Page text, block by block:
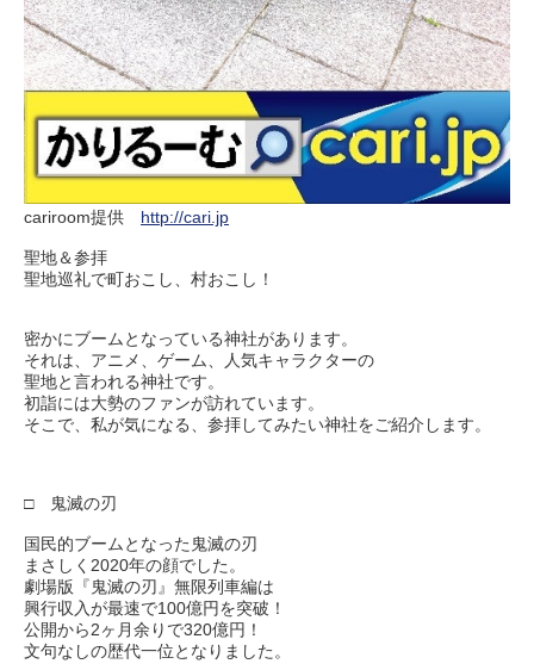
cariroom提供 http://cari.jp
聖地＆参拝
聖地巡礼で町おこし、村おこし！
密かにブームとなっている神社があります。
それは、アニメ、ゲーム、人気キャラクターの
聖地と言われる神社です。
初詣には大勢のファンが訪れています。
そこで、私が気になる、参拝してみたい神社をご紹介します。
□ 鬼滅の刃
国民的ブームとなった鬼滅の刃
まさしく2020年の顔でした。
劇場版『鬼滅の刃』無限列車編は
興行収入が最速で100億円を突破！
公開から2ヶ月余りで320億円！
文句なしの歴代一位となりました。